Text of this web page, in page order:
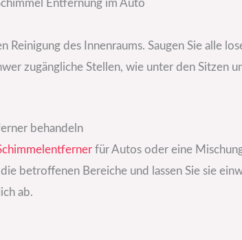
Entfernung im Auto
Reinigung des Innenraums. Saugen Sie alle
zugängliche Stellen, wie unter den Sitzen
behandeln
für Autos oder eine
betroffenen Bereiche und lassen Sie sie
ab.